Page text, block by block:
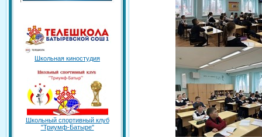
Школьная киностудия
Школьный спортивный клуб
"Триумф-Батыре"